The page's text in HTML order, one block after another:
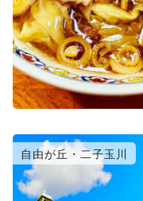
自由が丘・二子玉川